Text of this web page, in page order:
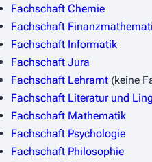
Fachschaft Chemie
Fachschaft
Fachschaft Informatik
Fachschaft Jura
Fachschaft Lehramt (keine
Fachschaft Literatur und
Fachschaft Mathematik
Fachschaft Psychologie
Fachschaft Philosophie